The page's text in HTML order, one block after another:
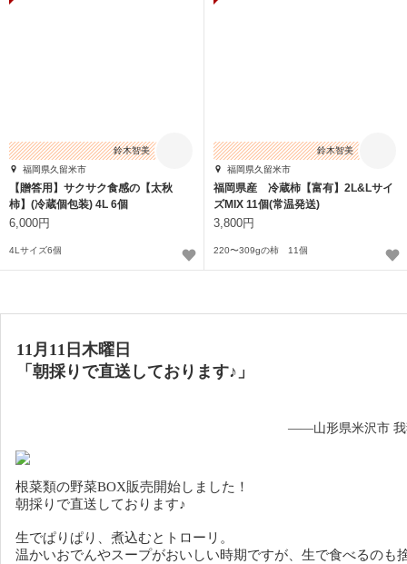
鈴木智美
福岡県久留米市
【贈答用】サクサク食感の【太秋
柿】(冷蔵個包装) 4L 6個
6,000円
4Lサイズ6個
鈴木智美
福岡県久留米市
福岡県産 冷蔵柿【富有】2L&Lサイ
ズMIX 11個(常温発送)
3,800円
220〜309gの柿 11個
11月11日木曜日
「 朝採りで直送しております♪ 」
——山形県米沢市 我
根菜類の野菜BOX販売開始しました！
朝採りで直送しております♪
生でぱりぱり、煮込むとトローリ。
温かいおでんやスープがおいしい時期ですが、生で食べるのも